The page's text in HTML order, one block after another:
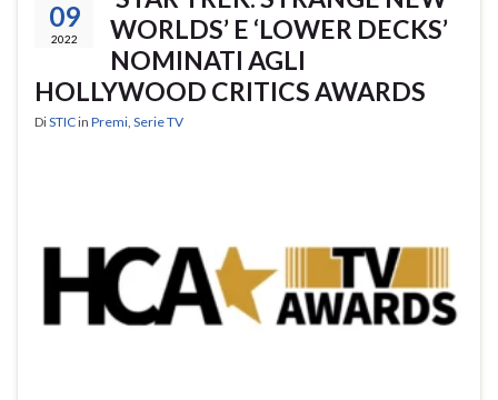
09
2022
WORLDS’ E ‘LOWER DECKS’
NOMINATI AGLI
HOLLYWOOD CRITICS AWARDS
DiSTICin Premi Serie TV